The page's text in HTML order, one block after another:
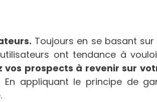
Toujours en se basant
ont tendance à
vos prospects à revenir sur
En appliquant le principe de